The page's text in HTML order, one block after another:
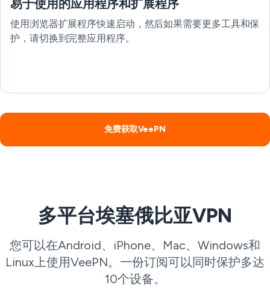
易于使用的应用程序和扩展程序
使用浏览器扩展程序快速启动，然后如果需要更多工具和保
护，请切换到完整应用程序。
免费获取VeePN
多平台埃塞俄比亚VPN
您可以在Android、iPhone、Mac、Windows和
Linux上使用VeePN。一份订阅可以同时保护多达
10个设备。